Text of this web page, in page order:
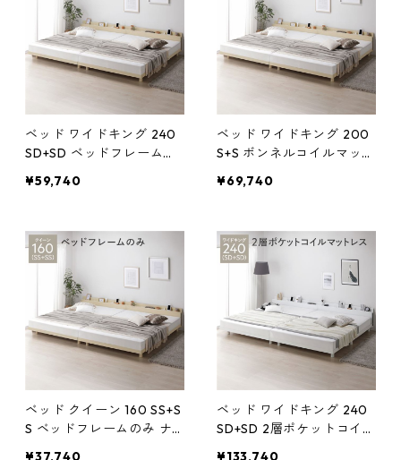
ド すのこ ベット 寝具 ベッ
ドルーム
すのこ ベット 寝具 ベッド
ルーム
ベッド ワイドキング 240
SD+SD ベッドフレームの
棚付 棚付 コンセント付 高
気性 頑丈 すのこベッド 連
結ベッド ベッドフレーム
ローベッド フロアベッド
すのこ ベット 寝具 ベッド
ルーム
¥59,740
ベッド ワイドキング 200
S+S ボンネルコイルマット
付 宮棚付 棚付 コンセント
可 通気性 頑丈 すのこベッ
ド 連結ベッド ベッドフレ
ーム ローベッド フロアベ
ッド すのこ ベット 寝具 ベ
ッドルーム
¥69,740
ベッド クイーン 160 SS+S
S ベッドフレームのみ ナ
¥37,740
ベッド ワイドキング 240
SD+SD 2層ポケットコイル
¥133,740